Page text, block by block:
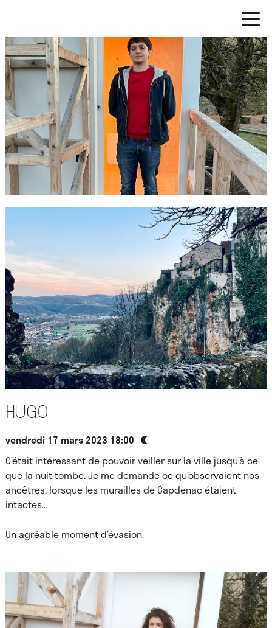
Hugo
vendredi 17 mars 2023 18:00
C’était intéressant de pouvoir veiller sur la ville jusqu’à ce
que la nuit tombe. Je me demande ce qu’observaient nos
ancêtres, lorsque les murailles de Capdenac étaient
intactes…
Un agréable moment d’évasion.